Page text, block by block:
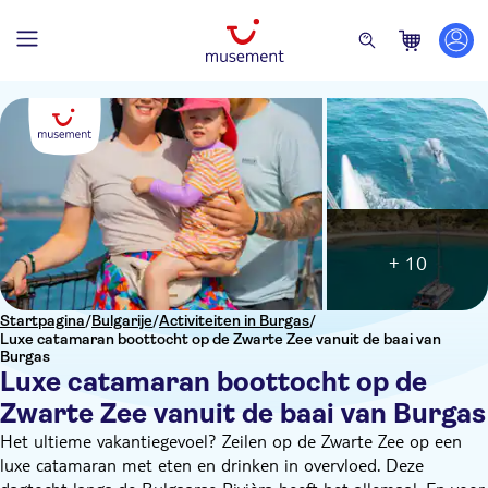
Startpagina/Bulgarije/Activiteiten in Burgas/
Luxe catamaran boottocht op de Zwarte Zee vanuit de baai van
Burgas
Luxe catamaran boottocht op de
Zwarte Zee vanuit de baai van Burgas
+ 10
Het ultieme vakantiegevoel? Zeilen op de Zwarte Zee op een
luxe catamaran met eten en drinken in overvloed. Deze